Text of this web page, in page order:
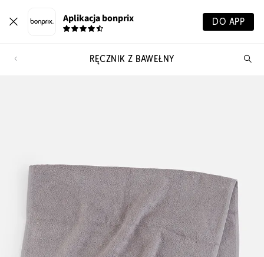
Aplikacja bonprix DO APP
RĘCZNIK Z BAWEŁNY